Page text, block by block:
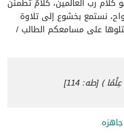
نستمع بخشوع إلى تلاوة
على مسامعكم الطالب /
﴾ [طه: 114]